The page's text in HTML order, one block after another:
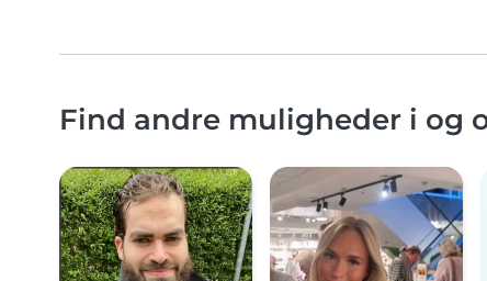
Find andre muligheder i og